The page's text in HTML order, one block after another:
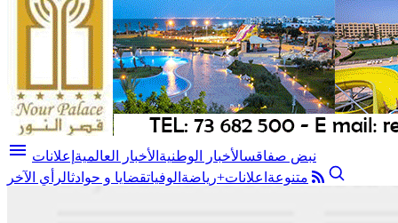
menu نبض صفاقسالأخبار الوطنية الأخبار العالمية إعلانات
متنوعة اعلانات+رياضة الوفياتقضايا و حوادثالرأي الآخر